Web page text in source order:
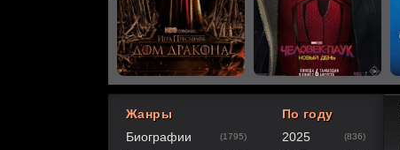
60
1 2 3 4
Жанры
Биографии
(1795)
По году
2025
(836)